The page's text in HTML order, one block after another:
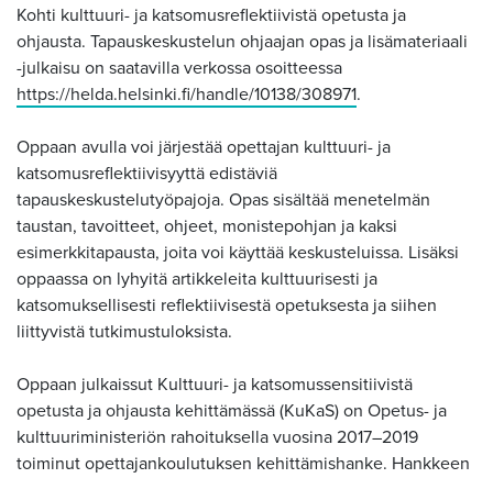
Kohti kulttuuri- ja katsomusreflektiivistä opetusta ja
ohjausta. Tapauskeskustelun ohjaajan opas ja lisämateriaali
-julkaisu on saatavilla verkossa osoitteessa
https://helda.helsinki.fi/handle/10138/308971.
Oppaan avulla voi järjestää opettajan kulttuuri- ja
katsomusreflektiivisyyttä edistäviä
tapauskeskustelutyöpajoja. Opas sisältää menetelmän
taustan, tavoitteet, ohjeet, monistepohjan ja kaksi
esimerkkitapausta, joita voi käyttää keskusteluissa. Lisäksi
oppaassa on lyhyitä artikkeleita kulttuurisesti ja
katsomuksellisesti reflektiivisestä opetuksesta ja siihen
liittyvistä tutkimustuloksista.
Oppaan julkaissut Kulttuuri- ja katsomussensitiivistä
opetusta ja ohjausta kehittämässä (KuKaS) on Opetus- ja
kulttuuriministeriön rahoituksella vuosina 2017–2019
toiminut opettajankoulutuksen kehittämishanke. Hankkeen